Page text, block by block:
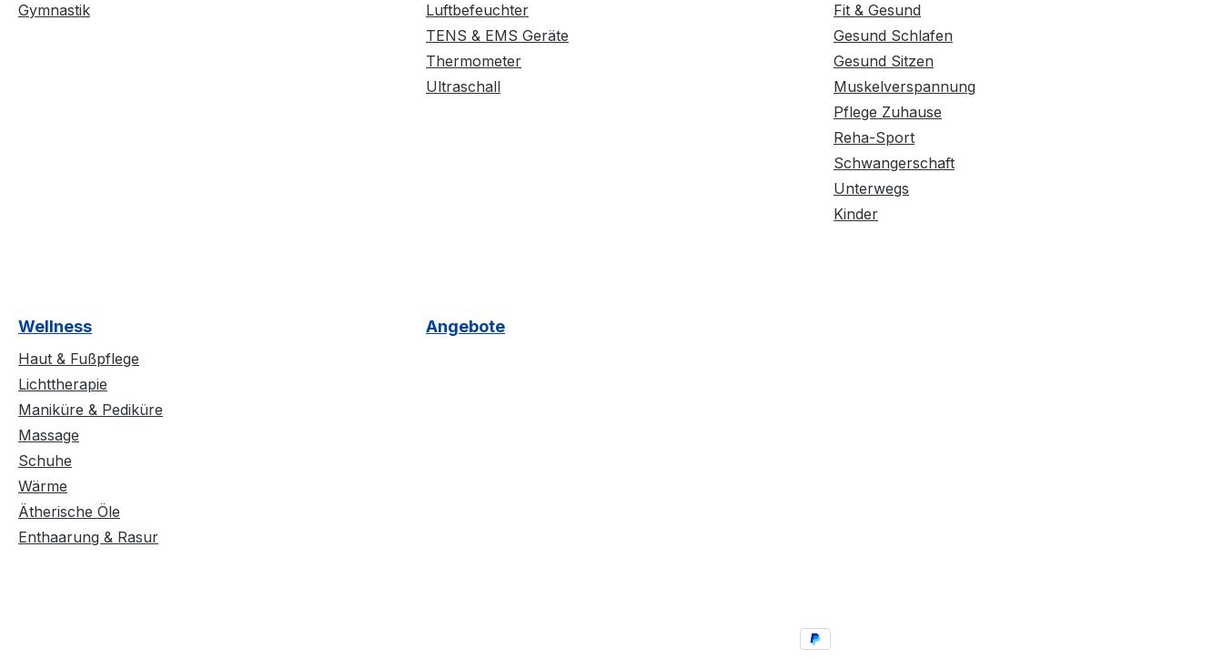
Gymnastik
Luftbefeuchter
TENS & EMS Geräte
Thermometer
Ultraschall
Fit & Gesund
Gesund Schlafen
Gesund Sitzen
Muskelverspannung
Pflege Zuhause
Reha-Sport
Schwangerschaft
Unterwegs
Kinder
Wellness
Haut & Fußpflege
Lichttherapie
Maniküre & Pediküre
Massage
Schuhe
Wärme
Ätherische Öle
Enthaarung & Rasur
Angebote